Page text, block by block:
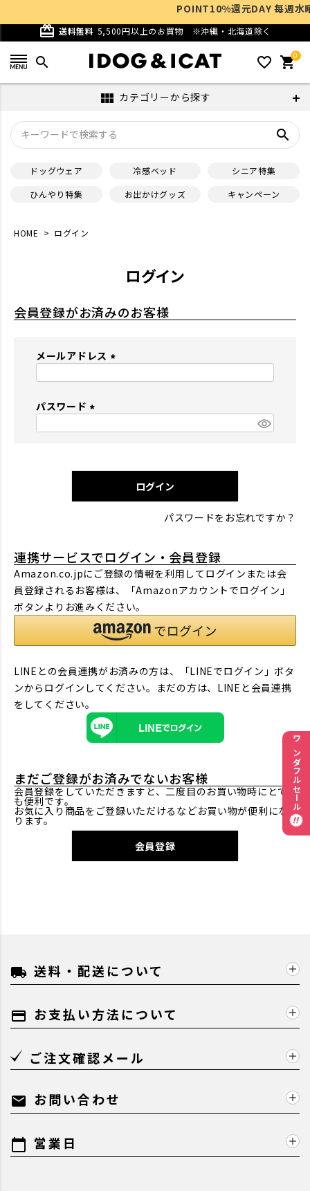
card_giftcard 送料無料 5,500円以上のお買物 ※沖縄・北海道除く
search favorite_outline 0
shopping_cart
POINT10%還元DAY 毎週水
view_module カテゴリーから探す
search
ドッグウェア 冷感ベッド
シニア特集
ひんやり特集
お出かけグッズ キャンペーン
HOME ログイン
ログイン
会員登録がお済みのお客様
メールアドレス
パスワード
)
ログイン
パスワードをお忘れですか？
連携サービスでログイン・会員登録
Amazon.co.jpにご登録の情報を利用してログインまたは会
員登録されるお客様は、「Amazonアカウントでログイン」
ボタンよりお進みください。
LINEとの会員連携がお済みの方は、「LINEでログイン」ボタ
ンからログインしてください。まだの方は、 LINEと会員連携
をしてください。
まだご登録がお済みでないお客様
会員登録をしていただきますと、二度目のお買い物時にとて
も便利です。
お気に入り商品をご登録いただけるなどお買い物が便利にな
ります。
会員登録
local_shipping 送料・配送について
payment お支払い方法について
ご注文確認メール
mail お問い合わせ
calendar_today 営業日
ワンダフルセール